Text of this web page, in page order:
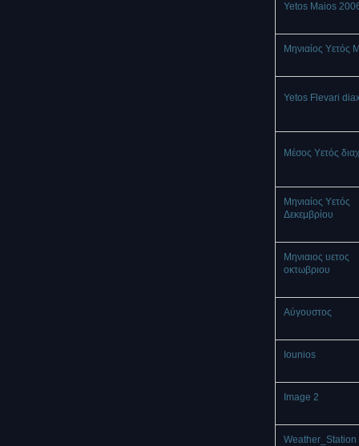
Yetos Maios
Μηνιαίος Υετός
Yetos Flevari
Μέσος Υετός
Μηνιαίος Υετός
Δεκεμβρίου
Μηνιαιος υετος
οκτωβριου
Αύγουστος
Iounios
Image 2
Weather_Station